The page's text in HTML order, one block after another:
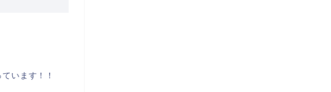
います！！